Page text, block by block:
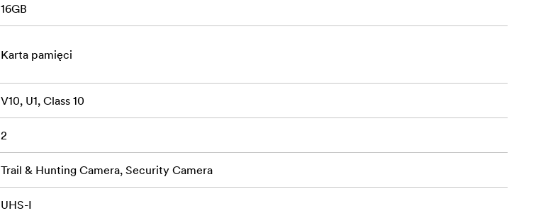
16GB
Karta pamięci
V10, U1, Class 10
2
Trail & Hunting Camera, Security Camera
UHS-I